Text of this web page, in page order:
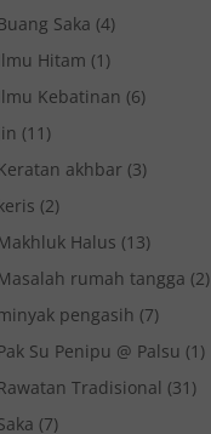
Saka (4)
Hitam (1)
Kebatinan (6)
(11)
akhbar (3)
(2)
Halus (13)
rumah tangga (2)
pengasih (7)
Su Penipu @ Palsu (1)
Tradisional (31)
(7)